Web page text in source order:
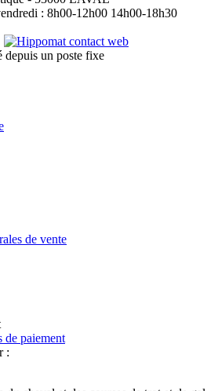
: 8h00-12h00 14h00-18h30
depuis un poste fixe
de vente
: